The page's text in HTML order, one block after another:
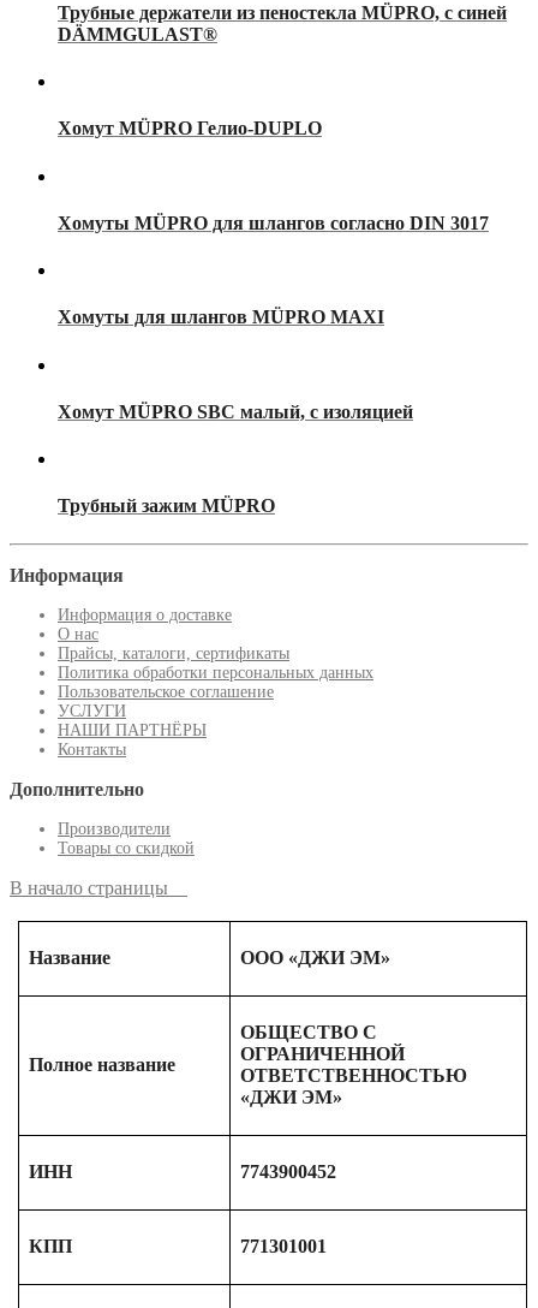
Трубные держатели из пеностекла MÜPRO, с синей
DÄMMGULAST®
Хомут MÜPRO Гелио-DUPLO
Хомуты MÜPRO для шлангов согласно DIN 3017
Хомуты для шлангов MÜPRO MAXI
Хомут MÜPRO SBC малый, с изоляцией
Трубный зажим MÜPRO
Информация
Информация о доставке
О нас
Прайсы, каталоги, сертификаты
Политика обработки персональных данных
Пользовательское соглашение
УСЛУГИ
НАШИ ПАРТНЁРЫ
Контакты
Дополнительно
Производители
Товары со скидкой
В начало страницы
Название ООО «ДЖИ ЭМ»
Полное название
ОБЩЕСТВО С
ОГРАНИЧЕННОЙ
ОТВЕТСТВЕННОСТЬЮ
«ДЖИ ЭМ»
ИНН 7743900452
КПП 771301001